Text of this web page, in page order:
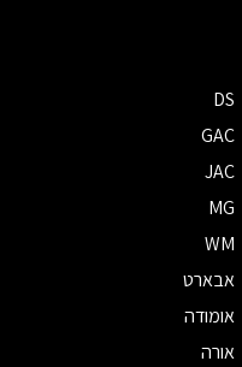
DS
GAC
JAC
MG
WM
אבארט
אומודה
אורה